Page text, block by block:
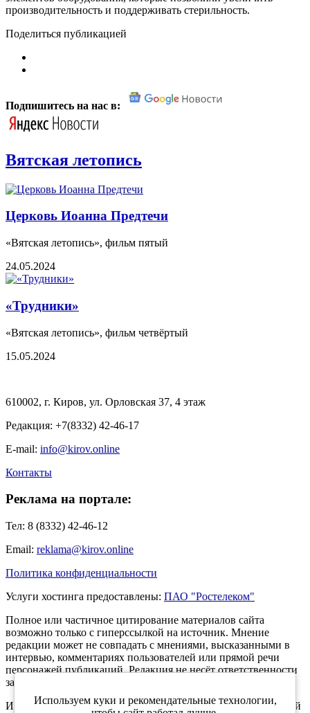
производительность и поддерживать стерильность.
Поделиться публикацией
Подпишитесь на нас в:
Вятская летопись
Церковь Иоанна Предтечи
«Вятская летопись», фильм пятый
24.05.2024
«Трудники»
«Вятская летопись», фильм четвёртый
15.05.2024
610002, г. Киров, ул. Орловская 37, 4 этаж
Редакция: +7(8332) 42-46-17
E-mail: info@kirov.online
Контакты
Реклама на портале:
Тел: 8 (8332) 42-46-12
Email: reklama@kirov.online
Политика конфиденциальности
Услуги хостинга предоставлены: ПАО "Ростелеком"
Полное или частичное цитирование материалов сайта
возможно только с гиперссылкой на источник. Мнение
редакции может не совпадать с мнениями, высказанными в
интервью, комментариях пользователей или прямой речи
персонажей публикаций. Редакция не несёт ответственности
за текст комментариев читателей.
Интернет-портал Kirov.online зарегистрирован в Федеральной
Используем куки и рекомендательные технологии,